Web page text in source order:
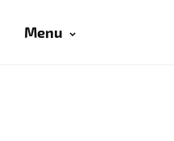
Menu